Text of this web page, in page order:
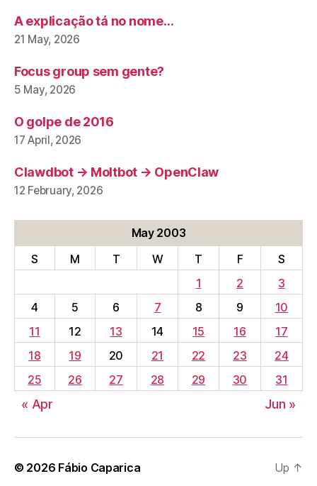
A explicação tá no nome…
21 May, 2026
Focus group sem gente?
5 May, 2026
O golpe de 2016
17 April, 2026
Clawdbot → Moltbot → OpenClaw
12 February, 2026
May 2003
S
M T W T F
S
1
2
3
4
5 6 7 8 9
10
11
12 13 14 15 16
17
18
19 20 21 22 23
24
25
26 27 28 29 30 31
« Apr Jun »
© 2026 Fábio Caparica Up ↑